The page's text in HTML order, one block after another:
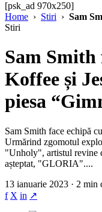
[psk_ad 970x250]
Home › Stiri › Sam
Stiri
Sam Smith
Koffee și
piesa
Sam Smith face echipă
Urmărind zgomotul
"Unholy", artistul revine
așteptat, "GLORIA"....
13 ianuarie 2023 · 2 min
f X in ↗